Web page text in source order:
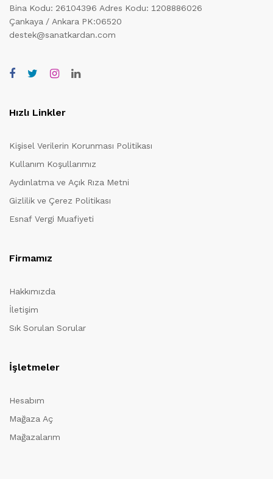
Bina Kodu: 26104396 Adres Kodu: 1208886026
Çankaya / Ankara PK:06520
destek@sanatkardan.com
Hızlı Linkler
Kişisel Verilerin Korunması Politikası
Kullanım Koşullarımız
Aydınlatma ve Açık Rıza Metni
Gizlilik ve Çerez Politikası
Esnaf Vergi Muafiyeti
Firmamız
Hakkımızda
İletişim
Sık Sorulan Sorular
İşletmeler
Hesabım
Mağaza Aç
Mağazalarım